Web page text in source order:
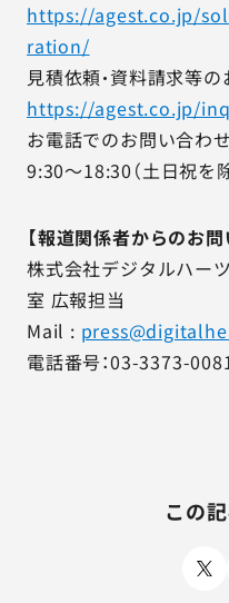
https://agest.co.jp/
ration/
見積依頼・資料請求等の
https://agest.co.jp/
お電話でのお問い合わ
9:30～18:30（土日祝を
【報道関係者からのお問
株式会社デジタルハー
室 広報担当
Mail :
電話番号：03-3373-
この